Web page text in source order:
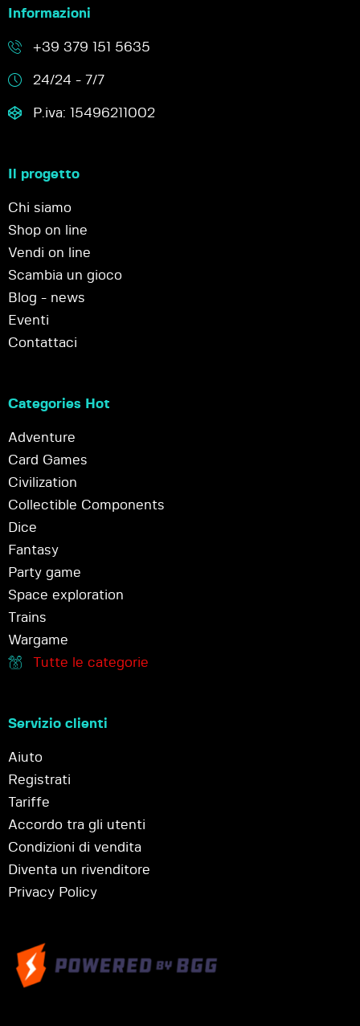
Informazioni
+39 379 151 5635
24/24 - 7/7
P.iva: 15496211002
Il progetto
Chi siamo
Shop on line
Vendi on line
Scambia un gioco
Blog - news
Eventi
Contattaci
Categories Hot
Adventure
Card Games
Civilization
Collectible Components
Dice
Fantasy
Party game
Space exploration
Trains
Wargame
Tutte le categorie
Servizio clienti
Aiuto
Registrati
Tariffe
Accordo tra gli utenti
Condizioni di vendita
Diventa un rivenditore
Privacy Policy